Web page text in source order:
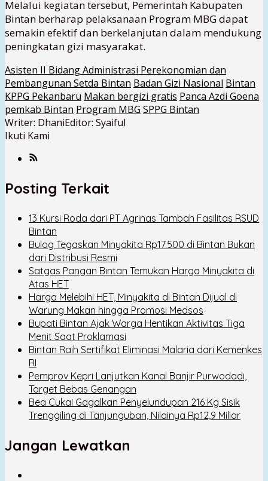
Melalui kegiatan tersebut, Pemerintah Kabupaten
Bintan berharap pelaksanaan Program MBG dapat
semakin efektif dan berkelanjutan dalam mendukung
peningkatan gizi masyarakat.
Asisten II Bidang Administrasi Perekonomian dan
Pembangunan Setda Bintan Badan Gizi Nasional Bintan
KPPG Pekanbaru Makan bergizi gratis Panca Azdi Goena
pemkab Bintan Program MBG SPPG Bintan
Writer: DhaniEditor: Syaiful
Ikuti Kami
Posting Terkait
13 Kursi Roda dari PT Agrinas Tambah Fasilitas RSUD
Bintan
Bulog Tegaskan Minyakita Rp17.500 di Bintan Bukan
dari Distribusi Resmi
Satgas Pangan Bintan Temukan Harga Minyakita di
Atas HET
Harga Melebihi HET, Minyakita di Bintan Dijual di
Warung Makan hingga Promosi Medsos
Bupati Bintan Ajak Warga Hentikan Aktivitas Tiga
Menit Saat Proklamasi
Bintan Raih Sertifikat Eliminasi Malaria dari Kemenkes
RI
Pemprov Kepri Lanjutkan Kanal Banjir Purwodadi,
Target Bebas Genangan
Bea Cukai Gagalkan Penyelundupan 216 Kg Sisik
Trenggiling di Tanjunguban, Nilainya Rp12,9 Miliar
Jangan Lewatkan